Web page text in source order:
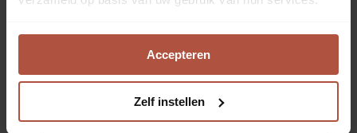
Accepteren
Zelf instellen
Inbetween Caprice | Taupe 7
€ 79,95